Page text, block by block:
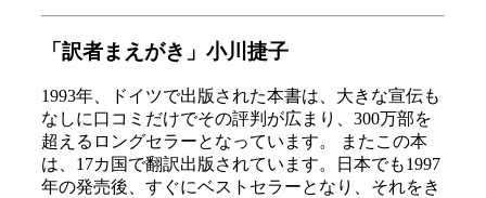
「訳者まえがき」小川捷子
1993年、ドイツで出版された本書は、大きな宣伝も
なしに口コミだけでその評判が広まり、300万部を
超えるロングセラーとなっています。 またこの本
は、17カ国で翻訳出版されています。日本でも1997
年の発売後、すぐにベストセラーとなり、それをき